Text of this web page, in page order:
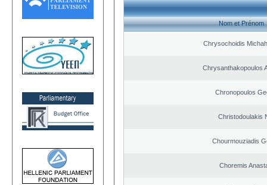
Nom et Prénom
Chrysochoidis
Chrysanthakopoulos
Chronopoulos
Christodoulakis
Chourmouziadis
Choremis